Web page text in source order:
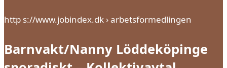
http s://www.jobindex.dk › arbetsformedlingen
Barnvakt/Nanny Löddeköpinge